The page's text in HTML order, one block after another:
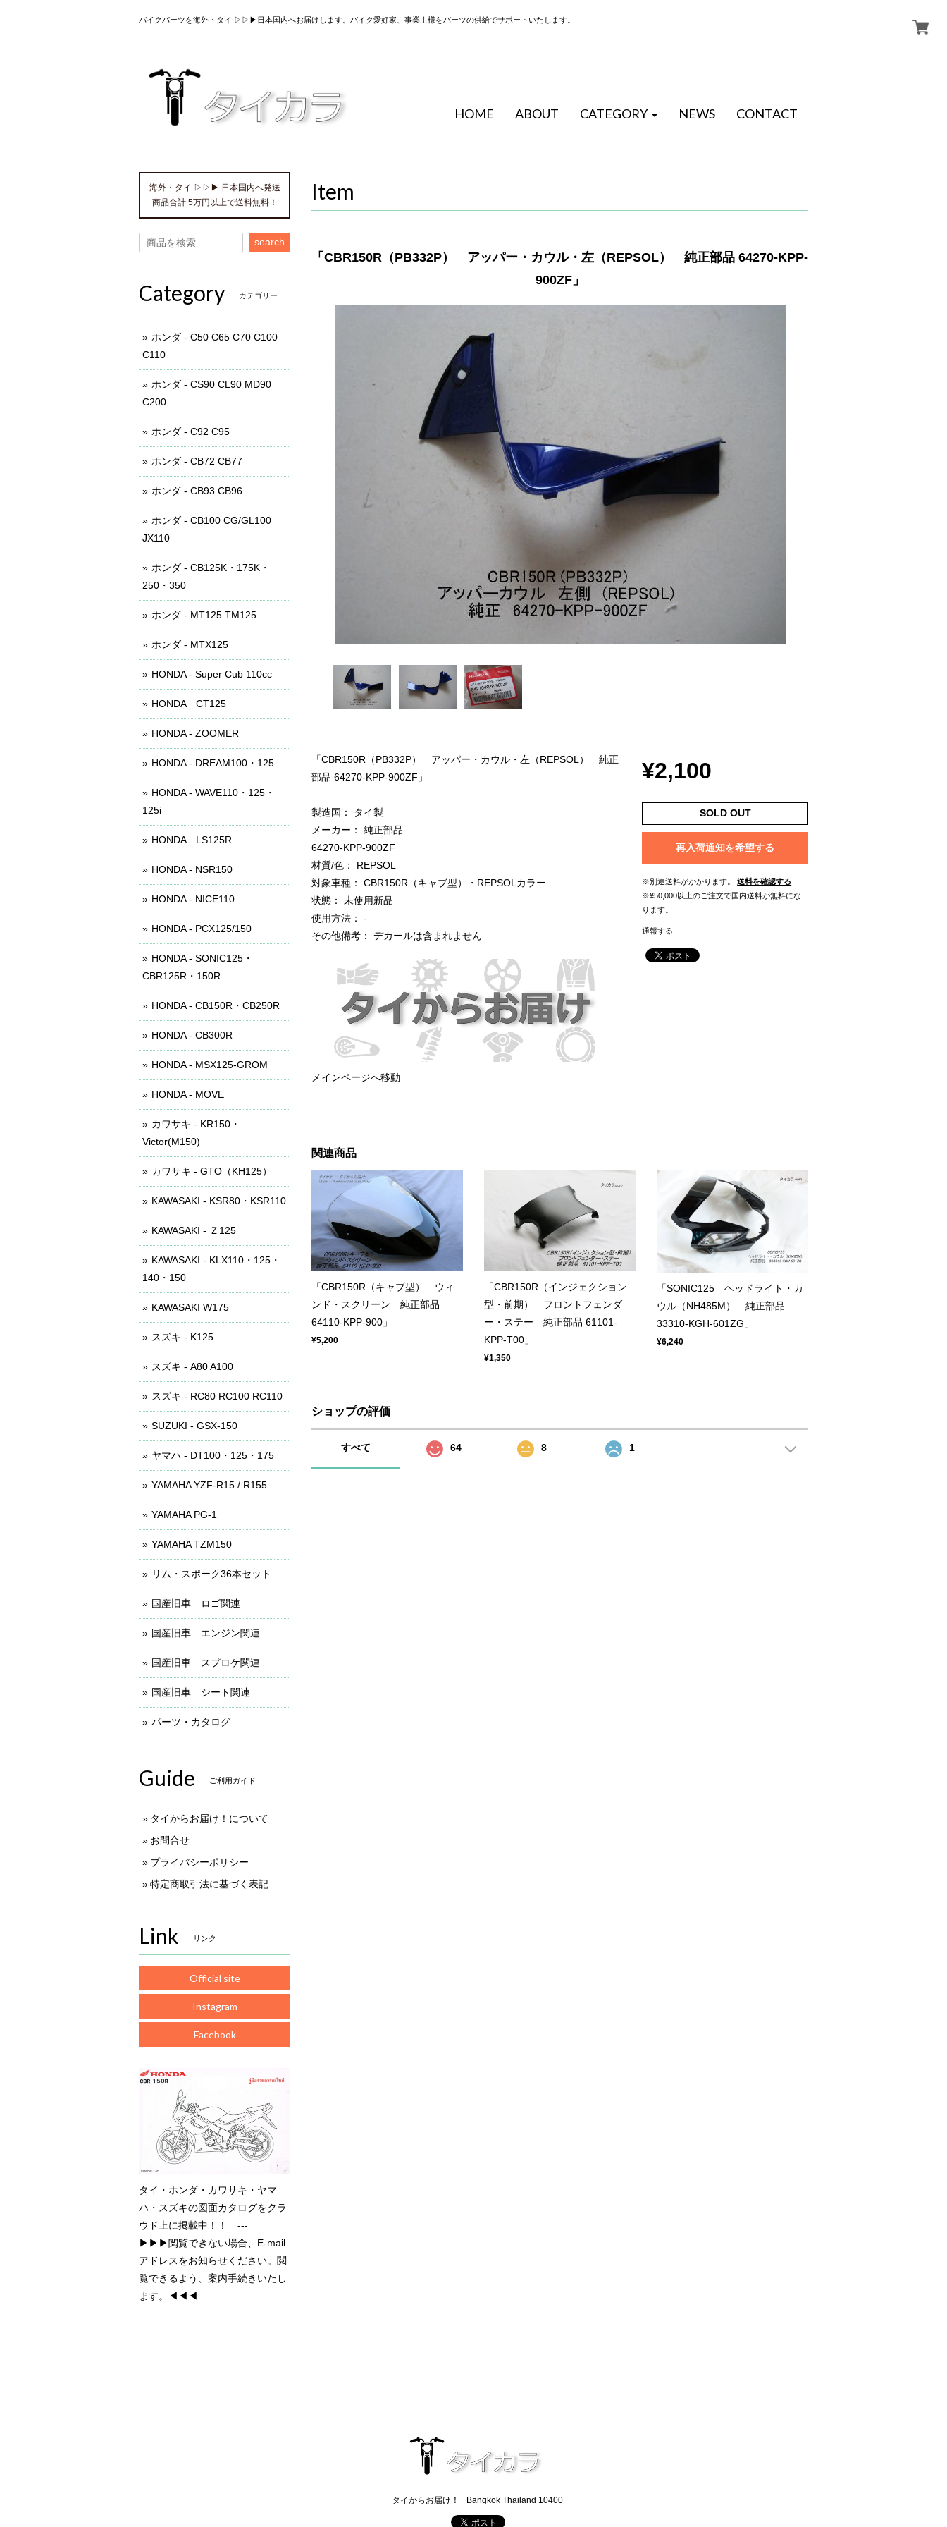
バイクパーツを海外・タイ ▷▷▶日本国内へお届けします。バイク愛好家、事業主様をパーツの供給でサポートいたします。
HOME ABOUT CATEGORY NEWS CONTACT
Item
「CBR150R（PB332P） アッパー・カウル・左（REPSOL） 純正部品 64270-KPP-
900ZF」
「CBR150R（PB332P） アッパー・カウル・左（REPSOL） 純正
部品 64270-KPP-900ZF」
製造国： タイ製
メーカー： 純正部品
64270-KPP-900ZF
材質/色： REPSOL
対象車種： CBR150R（キャブ型）・REPSOLカラー
状態： 未使用新品
使用方法： -
その他備考： デカールは含まれません
メインページへ移動
¥2,100
SOLD OUT
再入荷通知を希望する
※別途送料がかかります。
送料を確認する
※¥50,000以上のご注文で国内送料が無料にな
ります。
通報する
関連商品
「CBR150R（キャブ型） ウィ
ンド・スクリーン 純正部品
64110-KPP-900」
¥5,200
「CBR150R（インジェクション
型・前期） フロントフェンダ
ー・ステー 純正部品 61101-
KPP-T00」
¥1,350
「SONIC125 ヘッドライト・カ
ウル（NH485M） 純正部品
33310-KGH-601ZG」
¥6,240
ショップの評価
すべて 64 8 1
海外・タイ ▷▷▶ 日本国内へ発送
商品合計 5万円以上で送料無料！
search
Category カテゴリー
ホンダ - C50 C65 C70 C100
C110
ホンダ - CS90 CL90 MD90
C200
ホンダ - C92 C95
ホンダ - CB72 CB77
ホンダ - CB93 CB96
ホンダ - CB100 CG/GL100
JX110
ホンダ - CB125K・175K・
250・350
ホンダ - MT125 TM125
ホンダ - MTX125
HONDA - Super Cub 110cc
HONDA CT125
HONDA - ZOOMER
HONDA - DREAM100・125
HONDA - WAVE110・125・
125i
HONDA LS125R
HONDA - NSR150
HONDA - NICE110
HONDA - PCX125/150
HONDA - SONIC125・
CBR125R・150R
HONDA - CB150R・CB250R
HONDA - CB300R
HONDA - MSX125-GROM
HONDA - MOVE
カワサキ - KR150・
Victor(M150)
カワサキ - GTO（KH125）
KAWASAKI - KSR80・KSR110
KAWASAKI - Ｚ125
KAWASAKI - KLX110・125・
140・150
KAWASAKI W175
スズキ - K125
スズキ - A80 A100
スズキ - RC80 RC100 RC110
SUZUKI - GSX-150
ヤマハ - DT100・125・175
YAMAHA YZF-R15 / R155
YAMAHA PG-1
YAMAHA TZM150
リム・スポーク36本セット
国産旧車 ロゴ関連
国産旧車 エンジン関連
国産旧車 スプロケ関連
国産旧車 シート関連
パーツ・カタログ
Guide ご利用ガイド
タイからお届け！について
お問合せ
プライバシーポリシー
特定商取引法に基づく表記
Link リンク
Official site
Instagram
Facebook
タイ・ホンダ・カワサキ・ヤマ
ハ・スズキの図面カタログをクラ
ウド上に掲載中！！ ---
▶▶▶閲覧できない場合、E-mail
アドレスをお知らせください。閲
覧できるよう、案内手続きいたし
ます。◀◀◀
タイからお届け！ Bangkok Thailand 10400